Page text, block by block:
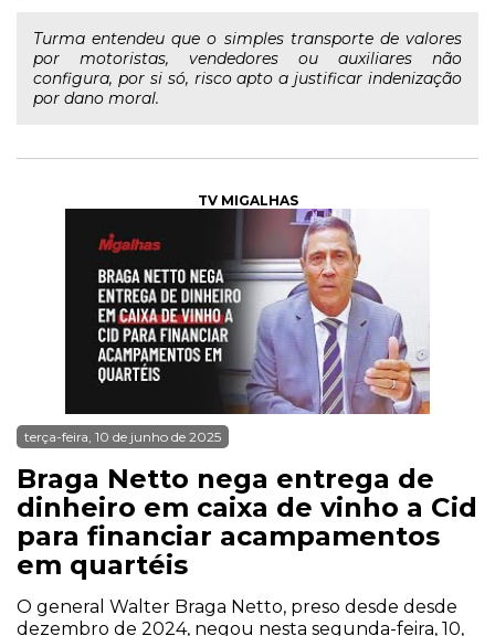
Turma entendeu que o simples transporte de valores
por motoristas, vendedores ou auxiliares não
configura, por si só, risco apto a justificar indenização
por dano moral.
TV MIGALHAS
terça-feira, 10 de junho de 2025
Braga Netto nega entrega de
dinheiro em caixa de vinho a Cid
para financiar acampamentos
em quartéis
O general Walter Braga Netto, preso desde desde
dezembro de 2024, negou nesta segunda-feira, 10,